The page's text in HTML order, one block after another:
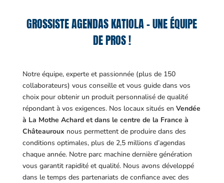
GROSSISTE AGENDAS KATIOLA – UNE ÉQUIPE
DE PROS !
Notre équipe, experte et passionnée (plus de 150
collaborateurs) vous conseille et vous guide dans vos
choix pour obtenir un produit personnalisé de qualité
répondant à vos exigences. Nos locaux situés en Vendée
à La Mothe Achard et dans le centre de la France à
Châteauroux nous permettent de produire dans des
conditions optimales, plus de 2,5 millions d’agendas
chaque année. Notre parc machine dernière génération
vous garantit rapidité et qualité. Nous avons développé
dans le temps des partenariats de confiance avec des